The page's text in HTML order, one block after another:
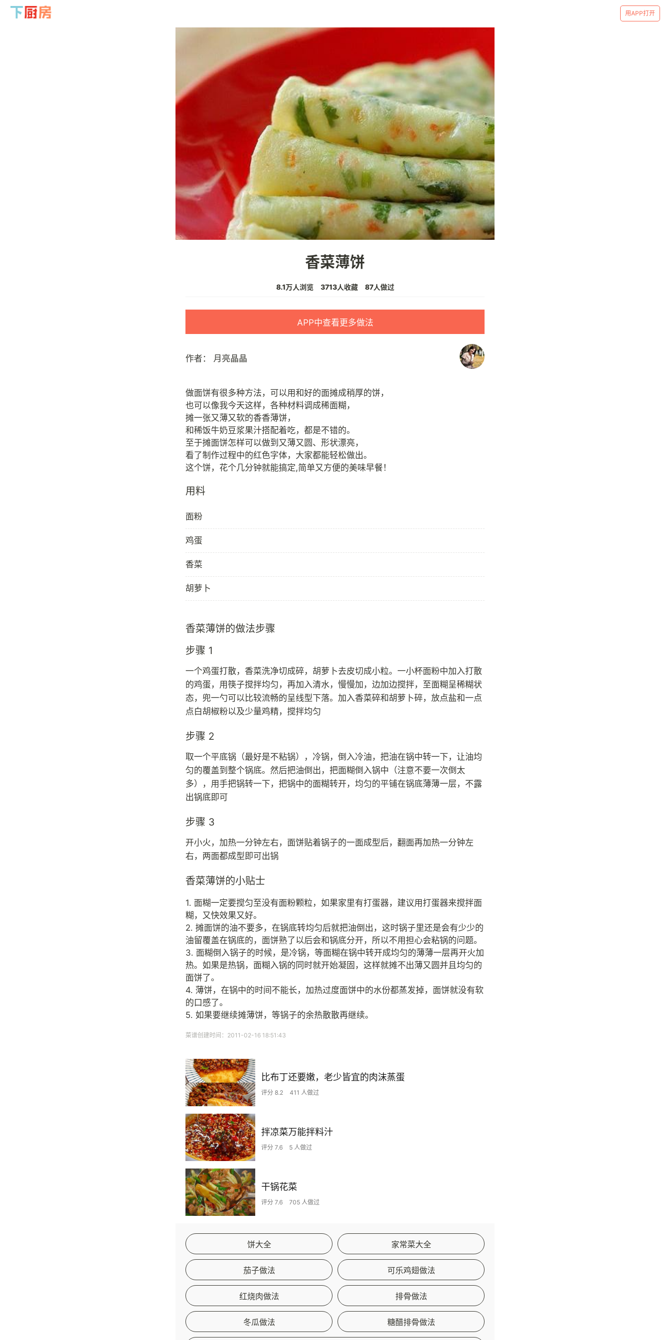
用APP打开
香菜薄饼
8.1万人浏览 3713人收藏 87人做过
APP中查看更多做法
作者： 月亮晶晶
做面饼有很多种方法，可以用和好的面摊成稍厚的饼，
也可以像我今天这样，各种材料调成稀面糊，
摊一张又薄又软的香香薄饼，
和稀饭牛奶豆浆果汁搭配着吃，都是不错的。
至于摊面饼怎样可以做到又薄又圆、形状漂亮，
看了制作过程中的红色字体，大家都能轻松做出。
用料
面粉
鸡蛋
香菜
胡萝卜
香菜薄饼的做法步骤
步骤 1
一个鸡蛋打散，香菜洗净切成碎，胡萝卜去皮切成小粒。一小杯面粉中加入打散
的鸡蛋，用筷子搅拌均匀，再加入清水，慢慢加，边加边搅拌，至面糊呈稀糊状
态，兜一勺可以比较流畅的呈线型下落。加入香菜碎和胡萝卜碎，放点盐和一点
点白胡椒粉以及少量鸡精，搅拌均匀
步骤 2
取一个平底锅（最好是不粘锅），冷锅，倒入冷油，把油在锅中转一下，让油均
匀的覆盖到整个锅底。然后把油倒出，把面糊倒入锅中（注意不要一次倒太
多），用手把锅转一下，把锅中的面糊转开，均匀的平铺在锅底薄薄一层，不露
出锅底即可
步骤 3
开小火，加热一分钟左右，面饼贴着锅子的一面成型后，翻面再加热一分钟左
右，两面都成型即可出锅
香菜薄饼的小贴士
1. 面糊一定要搅匀至没有面粉颗粒，如果家里有打蛋器，建议用打蛋器来搅拌面
糊，又快效果又好。
2. 摊面饼的油不要多，在锅底转均匀后就把油倒出，这时锅子里还是会有少少的
油留覆盖在锅底的，面饼熟了以后会和锅底分开，所以不用担心会粘锅的问题。
3. 面糊倒入锅子的时候，是冷锅，等面糊在锅中转开成均匀的薄薄一层再开火加
热。如果是热锅，面糊入锅的同时就开始凝固，这样就摊不出薄又圆并且均匀的
面饼了。
4. 薄饼，在锅中的时间不能长，加热过度面饼中的水份都蒸发掉，面饼就没有软
的口感了。
5. 如果要继续摊薄饼，等锅子的余热散散再继续。
菜谱创建时间：2011-02-16 18:51:43
比布丁还要嫩，老少皆宜的肉沫蒸蛋
评分 8.2 411 人做过
拌凉菜万能拌料汁
评分 7.6 5 人做过
干锅花菜
评分 7.6 705 人做过
饼大全 家常菜大全
茄子做法 可乐鸡翅做法
红烧肉做法 排骨做法
冬瓜做法 糖醋排骨做法